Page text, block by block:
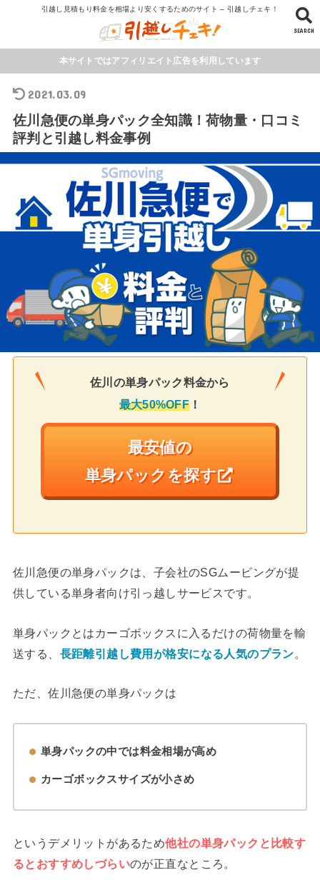
引越し見積もり料金を相場より安くするためのサイト – 引越しチェキ！
SEARCH
本サイトではアフィリエイト広告を利用しています
2021.03.09
佐川急便の単身パック全知識！荷物量・口コミ
評判と引越し料金事例
佐川の単身パック料金から
最大50%OFF ！
最安値の
単身パックを探す
佐川急便の単身パックは、子会社のSGムービングが提
供している単身者向け引っ越しサービスです。
単身パックとはカーゴボックスに入るだけの荷物量を輸
送する、 長距離引越し費用が格安になる人気のプラン。
ただ、佐川急便の単身パックは
単身パックの中では料金相場が高め
カーゴボックスサイズが小さめ
というデメリットがあるため他社の単身パックと比較す
るとおすすめしづらいのが正直なところ。